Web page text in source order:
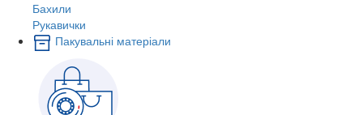
Бахили
Рукавички
Пакувальні матеріали